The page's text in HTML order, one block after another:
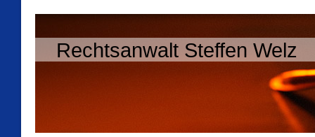
Rechtsanwalt Steffen Welz